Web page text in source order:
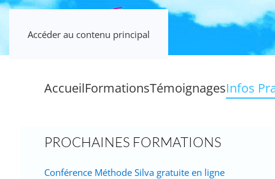
Accéder au contenu principal
AccueilFormationsTémoignagesInfos
PROCHAINES FORMATIONS
Conférence Méthode Silva gratuite en ligne